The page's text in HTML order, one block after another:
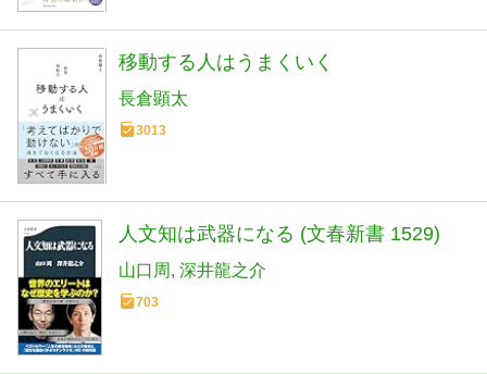
移動する人はうまくいく
長倉顕太
3013
人文知は武器になる (文春新書 1529)
山口周 深井龍之介
703